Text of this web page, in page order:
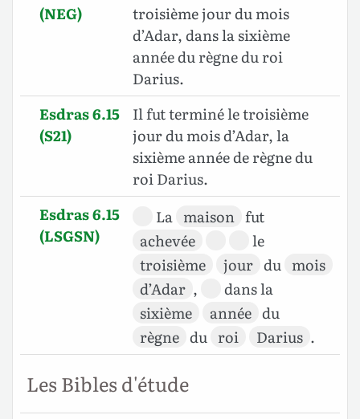
(NEG)
troisième jour du mois
d’Adar, dans la sixième
année du règne du roi
Darius.
Esdras 6.15
(S21)
Il fut terminé le troisième
jour du mois d’Adar, la
sixième année de règne du
roi Darius.
Esdras 6.15
(LSGSN)
La maison fut
achevée
le
troisième
jour du mois
d’Adar ,
dans la
sixième
année du
règne du roi Darius .
Les Bibles d'étude